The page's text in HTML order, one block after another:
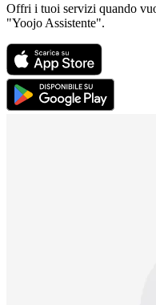
Offri i tuoi servizi quando
"Yoojo Assistente".